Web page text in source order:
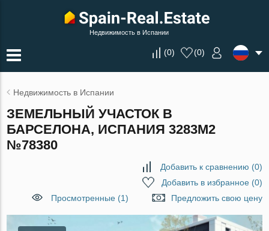
Недвижимость в Испании
(0) (0)
Недвижимость в Испании
ЗЕМЕЛЬНЫЙ УЧАСТОК В
БАРСЕЛОНА, ИСПАНИЯ 3283М2
№78380
Добавить к сравнению (0)
Добавить в избранное(0)
Просмотренные (1)
Предложить свою цену